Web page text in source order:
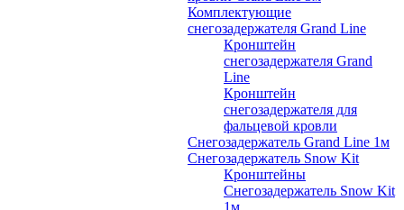
Комплектующие
снегозадержателя Grand Line
Кронштейн
снегозадержателя Grand
Line
Кронштейн
снегозадержателя для
фальцевой кровли
Снегозадержатель Grand Line 1м
Снегозадержатель Snow Kit
Кронштейны
Снегозадержатель Snow Kit
1м